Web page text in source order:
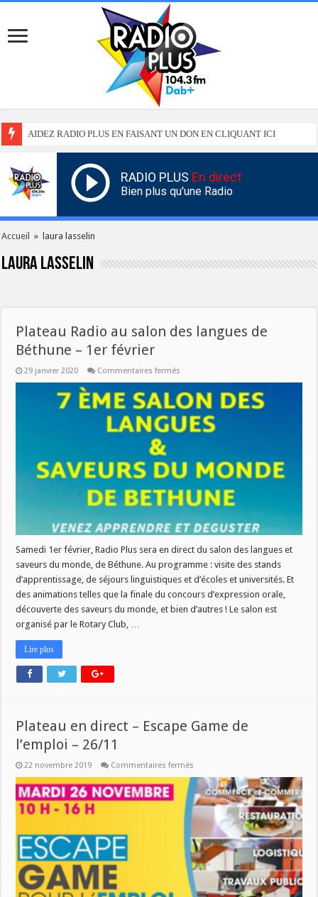
AIDEZ RADIO PLUS EN FAISANT UN DON EN CLIQUANT ICI
RADIO PLUS En direct
Bien plus qu'une Radio
Accueil » laura lasselin
laura lasselin
Plateau Radio au salon des langues de
Béthune – 1er février
29 janvier 2020 Commentaires fermés
au
salon
des
langues
de
1er
février
Samedi 1er février, Radio Plus sera en direct du salon des langues et
saveurs du monde, de Béthune. Au programme : visite des stands
d’apprentissage, de séjours linguistiques et d’écoles et universités. Et
des animations telles que la finale du concours d’expression orale,
découverte des saveurs du monde, et bien d’autres ! Le salon est
organisé par le Rotary Club, …
Lire plus
Plateau en direct – Escape Game de
l’emploi – 26/11
22 novembre 2019 Commentaires fermés
en
direct
–
Game
l’emploi
–
26/11